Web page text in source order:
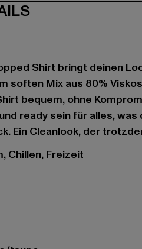
Shirt bringt deinen
soften Mix aus 80%
bequem, ohne
ready sein für alles, was
Ein Cleanlook, der
Chillen, Freizeit